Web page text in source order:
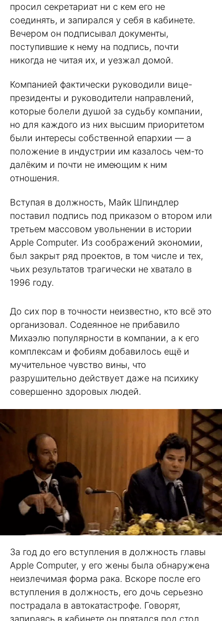
просил секретариат ни с кем его не
соединять, и запирался у себя в кабинете.
Вечером он подписывал документы,
поступившие к нему на подпись, почти
никогда не читая их, и уезжал домой.
Компанией фактически руководили вице-
президенты и руководители направлений,
которые болели душой за судьбу компании,
но для каждого из них высшим приоритетом
были интересы собственной епархии — а
положение в индустрии им казалось чем-то
далёким и почти не имеющим к ним
отношения.
Вступая в должность, Майк Шпиндлер
поставил подпись под приказом о втором или
третьем массовом увольнении в истории
Apple Computer. Из соображений экономии,
был закрыт ряд проектов, в том числе и тех,
чьих результатов трагически не хватало в
1996 году.
До сих пор в точности неизвестно, кто всё это
организовал. Содеянное не прибавило
Михаэлю популярности в компании, а к его
комплексам и фобиям добавилось ещё и
мучительное чувство вины, что
разрушительно действует даже на психику
совершенно здоровых людей.
За год до его вступления в должность главы
Apple Computer, у его жены была обнаружена
неизлечимая форма рака. Вскоре после его
вступления в должность, его дочь серьезно
пострадала в автокатастрофе. Говорят,